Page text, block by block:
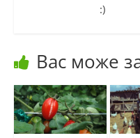
:)
Вас може